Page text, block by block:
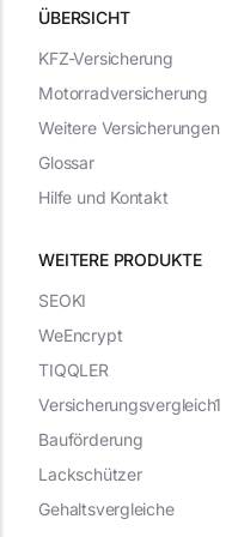
ÜBERSICHT
WEITERE PRODUKTE
KFZ-Versicherung
Motorradversicherung
Weitere Versicherungen
Glossar
Hilfe und Kontakt
SEOKI
WeEncrypt
TIQQLER
Versicherungsvergleich1
Bauförderung
Lackschützer
Gehaltsvergleiche